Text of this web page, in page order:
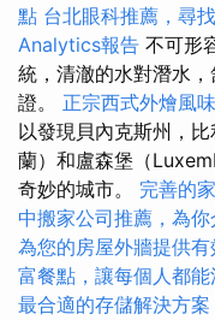
點 台北眼科推薦，尋
Analytics報告 不可形
統，清澈的水對潛水
證。 正宗西式外燴風味
以發現貝內克斯州，
蘭）和盧森堡（
奇妙的城市。 完善的
中搬家公司推薦，為
為您的房屋外牆提供
富餐點，讓每個人都能
最合適的存儲解決方案